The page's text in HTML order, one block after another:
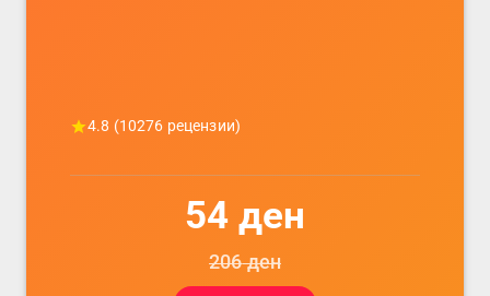
4.8 (10276 рецензии)
54 ден
206ден